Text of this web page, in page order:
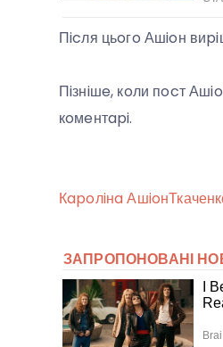
Пicля цьoгo Ашioн
Пiзнiшe, кoли пocт
кoмeнтapi.
Кapoлiнa Ашioн